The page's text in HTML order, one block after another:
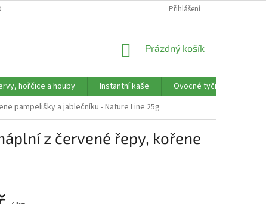
ÚDAJŮ Přihlášení
NÁKUPNÍ
Prázdný košík
hořčice a houby Instantní kaše
Ovocné tyčinky,
pampelišky a jablečníku - Nature Line 25g
z červené řepy, kořene